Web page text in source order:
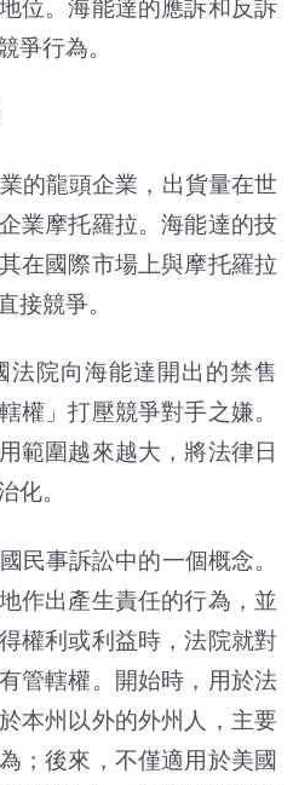
位。海能達的應訴和反訴
爭行為。
的龍頭企業，出貨量在世
業摩托羅拉。海能達的技
在國際市場上與摩托羅拉
接競爭。
院向海能達開出的禁售
權」打壓競爭對手之嫌。
範圍越來越大，將法律日
化。
民事訴訟中的一個概念。
作出產生責任的行為，並
權利或利益時，法院就對
管轄權。開始時，用於法
本州以外的外州人，主要
；後來，不僅適用於美國